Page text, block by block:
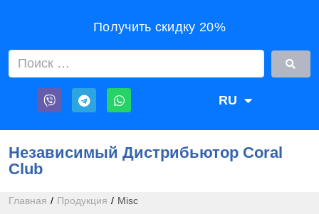
Получить скидку 20%
RU
UA
Независимый Дистрибьютор Coral
Club
Главная / Продукция / Misc